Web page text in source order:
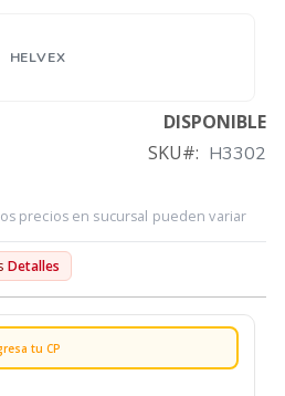
HELVEX
DISPONIBLE
SKU
H3302
precios en sucursal pueden variar
Detalles
tu CP